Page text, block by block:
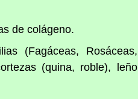
de colágeno.
(Fagáceas, Rosáceas,
(quina, roble), leño